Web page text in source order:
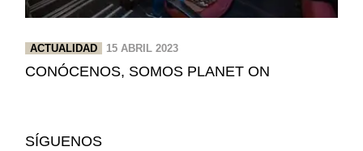
ACTUALIDAD 15 ABRIL 2023
CONÓCENOS, SOMOS PLANET ON
SÍGUENOS